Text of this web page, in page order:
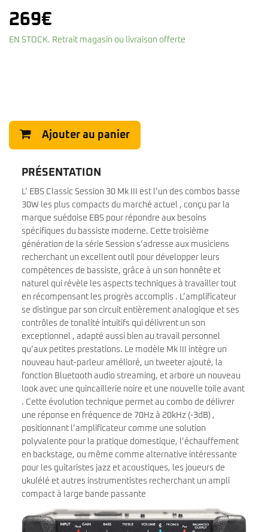
269€
EN STOCK. Retrait magasin ou livraison offerte
Ajouter au panier
PRÉSENTATION
L’ EBS Classic Session 30 Mk III est l’un des combos basse
30W les plus compacts du marché actuel , conçu par la
marque suédoise EBS pour répondre aux besoins
spécifiques du bassiste moderne. Cette troisième
génération de la série Session s’adresse aux musiciens
recherchant un excellent outil pour développer leurs
compétences de bassiste, grâce à un son honnête et
naturel qui révèle les aspects techniques à travailler tout
en récompensant les progrès accomplis . L’amplificateur
se distingue par son circuit entièrement analogique et ses
contrôles de tonalité intuitifs qui délivrent un son
exceptionnel , adapté aussi bien au travail personnel
qu’aux petites prestations. Le modèle Mk III intègre un
nouveau haut-parleur amélioré, un tweeter ajouté, la
fonction Bluetooth audio streaming, et arbore un nouveau
look avec une quincaillerie noire et une nouvelle toile avant
. Cette évolution technique permet au combo de délivrer
une réponse en fréquence de 70Hz à 20kHz (-3dB) ,
positionnant l’amplificateur comme une solution
polyvalente pour la pratique domestique, l’échauffement
en backstage, ou même comme alternative intéressante
pour les guitaristes jazz et acoustiques, les joueurs de
ukulélé et autres instrumentistes recherchant un ampli
compact à large bande passante